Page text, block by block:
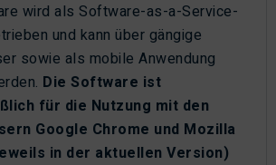
wird als Software-as-a-Service-
und kann über gängige
sowie als mobile Anwendung
Die Software ist
für die Nutzung mit den
Google Chrome und Mozilla
in der aktuellen Version)